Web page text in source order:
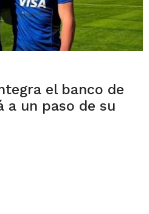
el banco de
a un paso de su